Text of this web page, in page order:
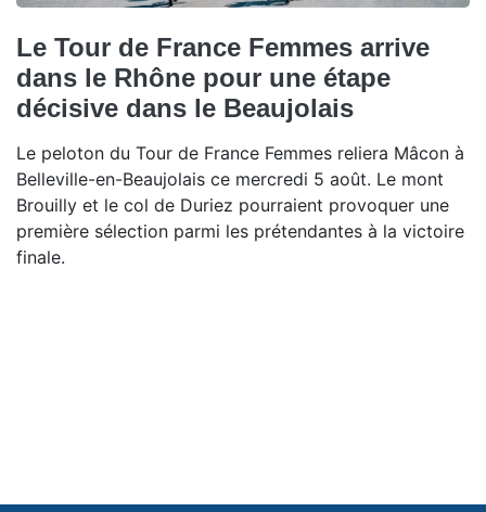
Le Tour de France Femmes arrive
dans le Rhône pour une étape
décisive dans le Beaujolais
Le peloton du Tour de France Femmes reliera Mâcon à
Belleville-en-Beaujolais ce mercredi 5 août. Le mont
Brouilly et le col de Duriez pourraient provoquer une
première sélection parmi les prétendantes à la victoire
finale.